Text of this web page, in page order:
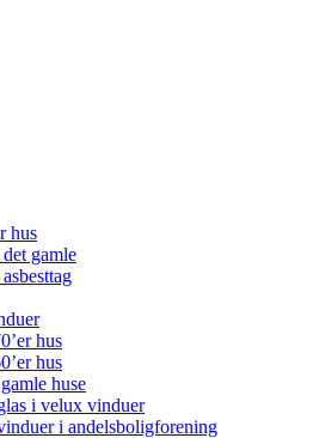
hus
gamle
hus
hus
huse
i velux vinduer
i andelsboligforening